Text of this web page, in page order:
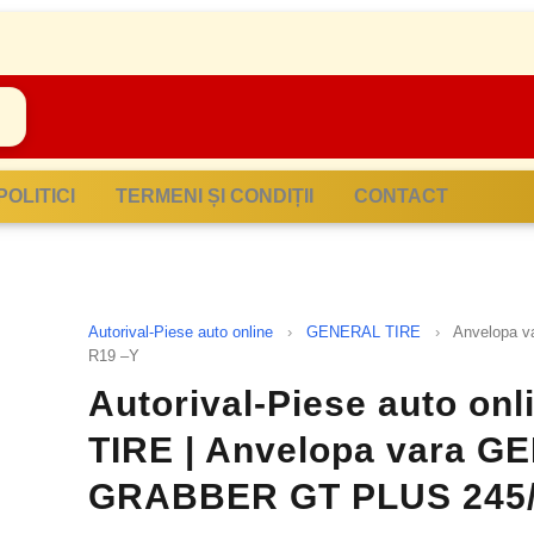
POLITICI TERMENI ȘI CONDIȚII CONTACT
Autorival-Piese auto online › GENERAL TIRE ›
Anvelopa
R19 –Y
Autorival-Piese auto
TIRE | Anvelopa vara
GRABBER GT PLUS